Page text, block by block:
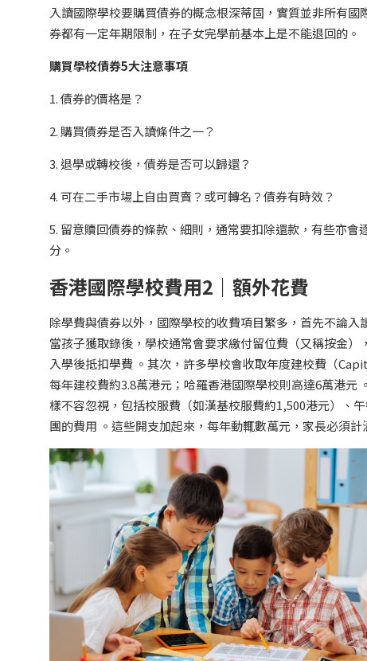
入讀國際學校要購買債券的概念根深蒂固，實質並非所有
券都有一定年期限制，在子女完學前基本上是不能退回的。
購買學校債券5大注意事項
1. 債券的價格是？
2. 購買債券是否入讀條件之一？
3. 退學或轉校後，債券是否可以歸還？
4. 可在二手市場上自由買賣？或可轉名？債券有時效？
5. 留意贖回債券的條款、細則，通常要扣除還款，有些亦
分。
香港國際學校費用2｜額外花費
除學費與債券以外，國際學校的收費項目繁多，首先不論
當孩子獲取錄後，學校通常會要求繳付留位費（又稱按金
入學後抵扣學費 。其次，許多學校會收取年度建校費（
每年建校費約3.8萬港元；哈羅香港國際學校則高達6萬港
樣不容忽視，包括校服費（如漢基校服費約1,500港元）、
團的費用 。這些開支加起來，每年動輒數萬元，家長必須